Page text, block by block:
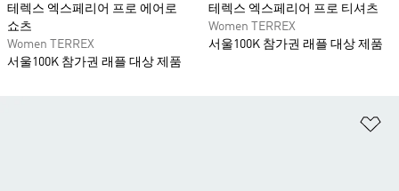
테렉스 엑스페리어 프로 에어로
쇼츠
Women TERREX
서울100K 참가권 래플 대상 제품
테렉스 엑스페리어 프로 티셔츠
Women TERREX
서울100K 참가권 래플 대상 제품